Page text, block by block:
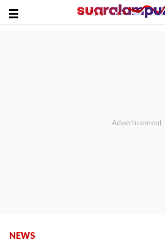
NEWS